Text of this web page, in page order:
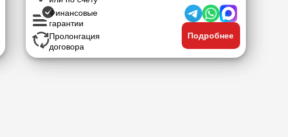
Финансовые
гарантии
Пролонгация
договора
Подробнее